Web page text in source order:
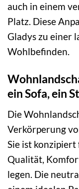
auch in einem
Platz. Diese
Gladys zu einer
Wohlbefinden.
ein Sofa, ein
Die
Verkörperung
Sie ist
Qualität,
legen. Die